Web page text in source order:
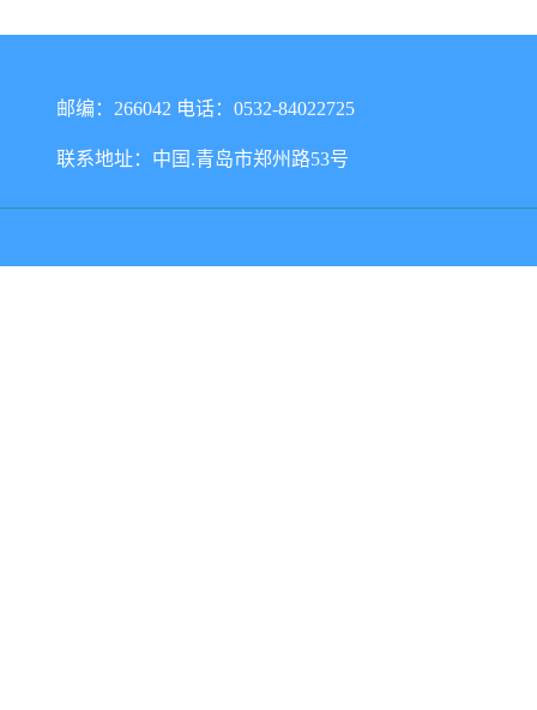
邮编：266042 电话：0532-84022725
联系地址：中国.青岛市郑州路53号